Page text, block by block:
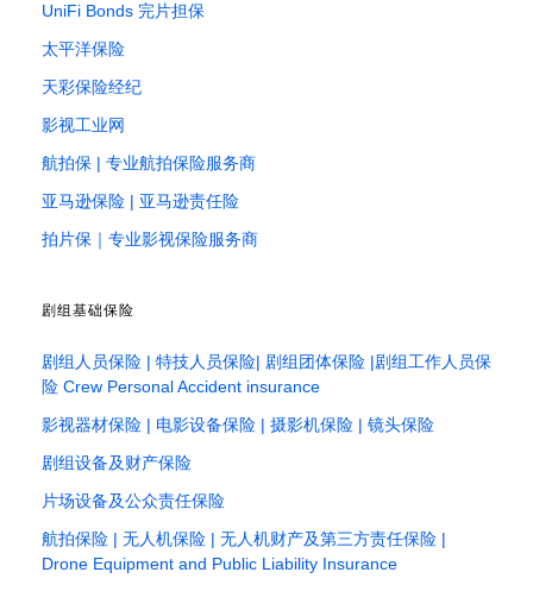
UniFi Bonds 完片担保
太平洋保险
天彩保险经纪
影视工业网
航拍保 | 专业航拍保险服务商
亚马逊保险 | 亚马逊责任险
拍片保｜专业影视保险服务商
剧组基础保险
剧组人员保险 | 特技人员保险| 剧组团体保险 |剧组工作人员保
险 Crew Personal Accident insurance
影视器材保险 | 电影设备保险 | 摄影机保险 | 镜头保险
剧组设备及财产保险
片场设备及公众责任保险
航拍保险 | 无人机保险 | 无人机财产及第三方责任保险 |
Drone Equipment and Public Liability Insurance